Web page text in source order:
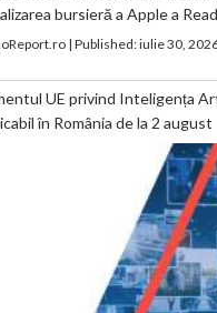
bursieră a Apple a
| Published:iulie 30,
UE privind Inteligența
în România de la 2 august